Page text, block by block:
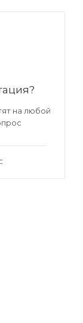
195 COLD,
Аэромассаж +
Хромотерапия
на любой